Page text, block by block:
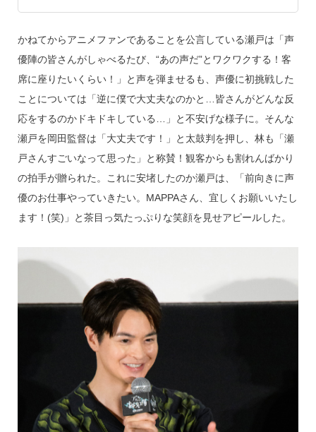
かねてからアニメファンであることを公言している瀬戸は「声
優陣の皆さんがしゃべるたび、“あの声だ”とワクワクする！客
席に座りたいくらい！」と声を弾ませるも、声優に初挑戦した
ことについては「逆に僕で大丈夫なのかと…皆さんがどんな反
応をするのかドキドキしている…」と不安げな様子に。そんな
瀬戸を岡田監督は「大丈夫です！」と太鼓判を押し、林も「瀬
戸さんすごいなって思った」と称賛！観客からも割れんばかり
の拍手が贈られた。これに安堵したのか瀬戸は、「前向きに声
優のお仕事やっていきたい。MAPPAさん、宜しくお願いいたし
ます！(笑)」と茶目っ気たっぷりな笑顔を見せアピールした。